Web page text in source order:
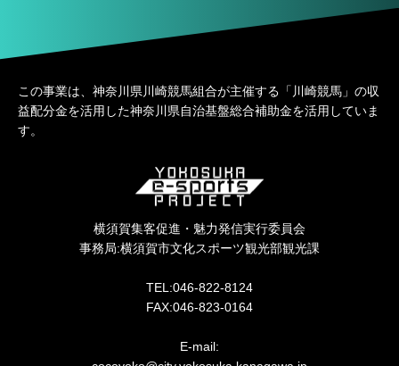
この事業は、神奈川県川崎競馬組合が主催する「川崎競馬」の収
益配分金を活用した神奈川県自治基盤総合補助金を活用していま
す。
横須賀集客促進・魅力発信実行委員会
事務局:横須賀市文化スポーツ観光部観光課
TEL:046-822-8124
FAX:046-823-0164
E-mail: